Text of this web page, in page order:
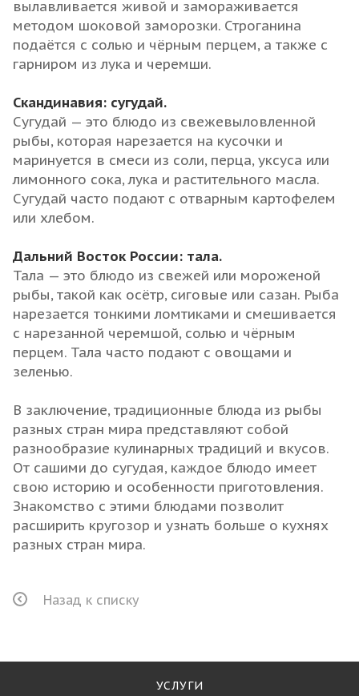
вылавливается живой и замораживается
методом шоковой заморозки. Строганина
подаётся с солью и чёрным перцем, а также с
гарниром из лука и черемши.
Скандинавия: сугудай.
Сугудай — это блюдо из свежевыловленной
рыбы, которая нарезается на кусочки и
маринуется в смеси из соли, перца, уксуса или
лимонного сока, лука и растительного масла.
Сугудай часто подают с отварным картофелем
или хлебом.
Дальний Восток России: тала.
Тала — это блюдо из свежей или мороженой
рыбы, такой как осётр, сиговые или сазан. Рыба
нарезается тонкими ломтиками и смешивается
с нарезанной черемшой, солью и чёрным
перцем. Тала часто подают с овощами и
зеленью.
В заключение, традиционные блюда из рыбы
разных стран мира представляют собой
разнообразие кулинарных традиций и вкусов.
От сашими до сугудая, каждое блюдо имеет
свою историю и особенности приготовления.
Знакомство с этими блюдами позволит
расширить кругозор и узнать больше о кухнях
разных стран мира.
Назад к списку
УСЛУГИ